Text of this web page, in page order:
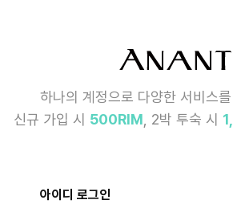
하나의 계정으로 다양한 서비스
신규 가입 시 500RIM, 2박 투숙 시
아이디 로그인